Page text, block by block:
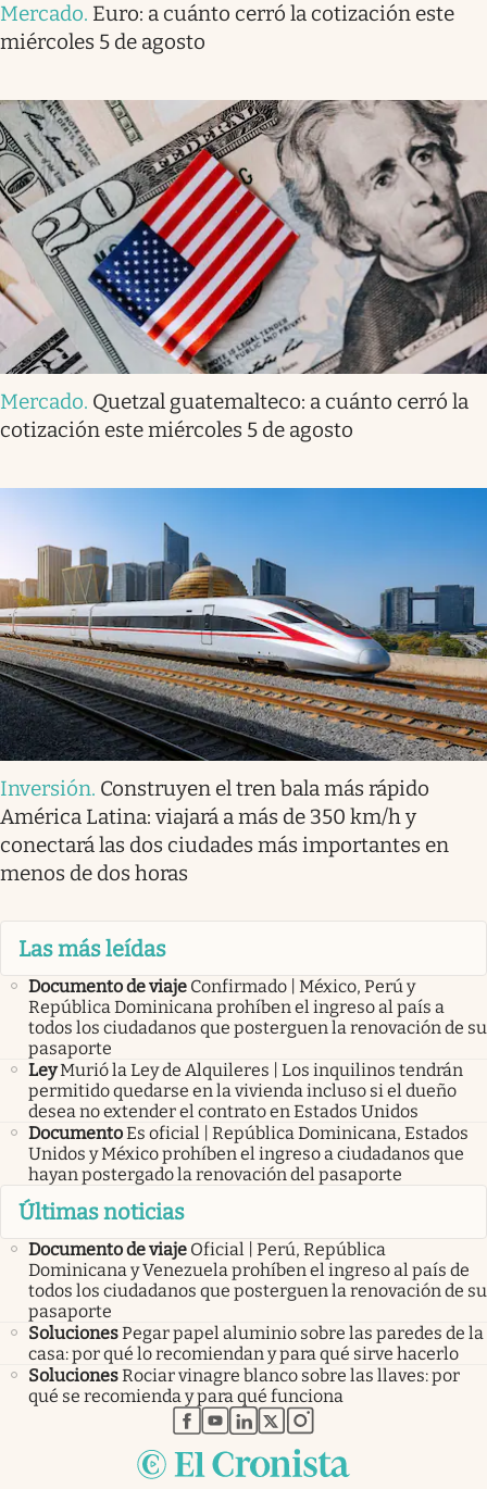
Mercado. Euro: a cuánto cerró la cotización este
miércoles 5 de agosto
Mercado. Quetzal guatemalteco: a cuánto cerró la
cotización este miércoles 5 de agosto
Inversión. Construyen el tren bala más rápido
América Latina: viajará a más de 350 km/h y
conectará las dos ciudades más importantes en
menos de dos horas
Las más leídas
Documento de viaje Confirmado | México, Perú y
República Dominicana prohíben el ingreso al país a
todos los ciudadanos que posterguen la renovación de su
pasaporte
LeyMurió la Ley de Alquileres | Los inquilinos tendrán
permitido quedarse en la vivienda incluso si el dueño
desea no extender el contrato en Estados Unidos
DocumentoEs oficial | República Dominicana, Estados
Unidos y México prohíben el ingreso a ciudadanos que
hayan postergado la renovación del pasaporte
Últimas noticias
Documento de viaje Oficial | Perú, República
Dominicana y Venezuela prohíben el ingreso al país de
todos los ciudadanos que posterguen la renovación de su
pasaporte
SolucionesPegar papel aluminio sobre las paredes de la
casa: por qué lo recomiendan y para qué sirve hacerlo
SolucionesRociar vinagre blanco sobre las llaves: por
qué se recomienda y para qué funciona
abre en nueva pestaña
abre en nueva pestaña
abre en nueva pestaña
abre en nueva pestaña
abre en nueva pestaña